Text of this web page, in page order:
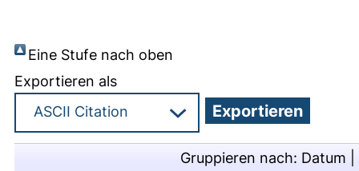
Eine Stufe nach oben
Exportieren als
Gruppieren nach: Datum